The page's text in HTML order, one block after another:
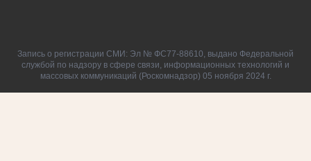
Запись о регистрации СМИ: Эл № ФС77-88610, выдано Федеральной
службой по надзору в сфере связи, информационных технологий и
массовых коммуникаций (Роскомнадзор) 05 ноября 2024 г.